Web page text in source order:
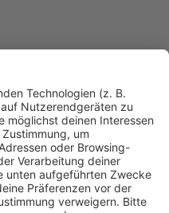
MEHR NEWS